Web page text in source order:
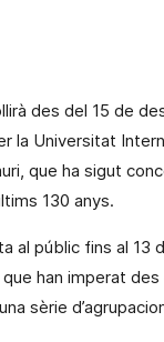
des del 15 de
la Universitat
que ha sigut
130 anys.
al públic fins al 13
han imperat des
sèrie